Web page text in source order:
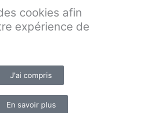
cookies afin
expérience de
J'ai compris
En savoir plus